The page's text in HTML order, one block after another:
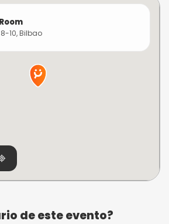
10, Bilbao
de este evento?